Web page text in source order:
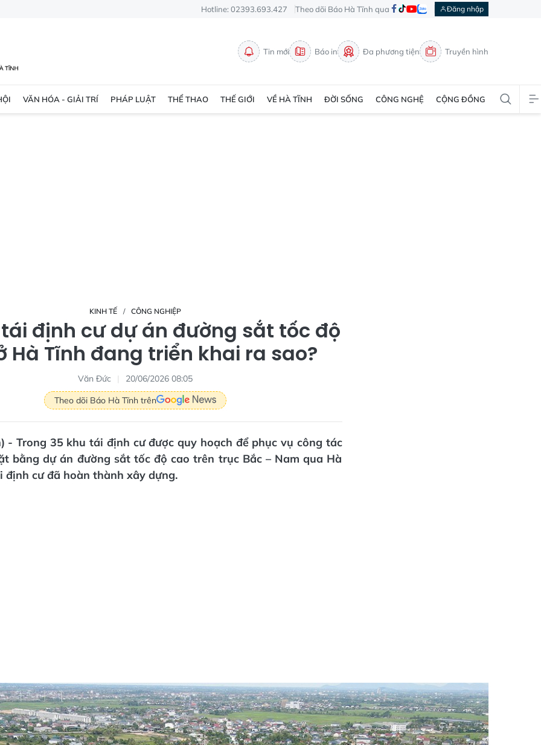
Hotline: 02393.693.427 Theo dõi Báo Hà Tĩnh qua Đăng nhập
Tin mới Báo in Đa phương tiện Truyền hình
VĂN HÓA - GIẢI TRÍ PHÁP LUẬT THỂ THAO THẾ GIỚI VỀ HÀ TĨNH ĐỜI SỐNG CÔNG NGHỆ CỘNG ĐỒNG
KINH TẾ CÔNG NGHIỆP
định cư dự án đường sắt tốc độ
Hà Tĩnh đang triển khai ra sao?
Văn Đức
20/06/2026 08:05
Theo dõi Báo Hà Tĩnh trên
- Trong 35 khu tái định cư được quy hoạch để phục vụ công tác
bằng dự án đường sắt tốc độ cao trên trục Bắc – Nam qua Hà
định cư đã hoàn thành xây dựng.